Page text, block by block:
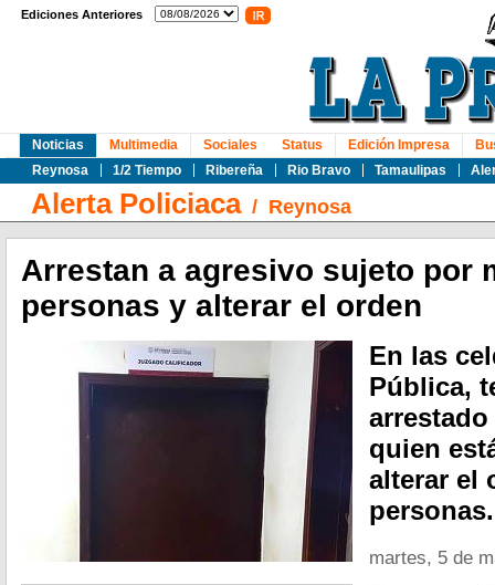
Ediciones Anteriores
Noticias
Reynosa
1/2 Tiempo Ribereña Rio Bravo Tamaulipas
Multimedia Sociales Status Edición Impresa
Alerta Policiaca/ Reynosa
Arrestan a agresivo sujeto por
personas y alterar el orden
En las
Pública,
quien
alterar el
personas.
martes, 5 de